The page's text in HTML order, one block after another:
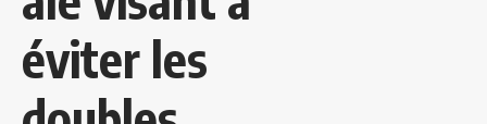
éviter les